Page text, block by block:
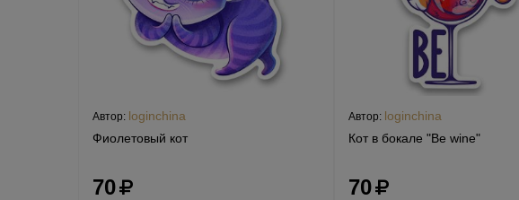
Автор: loginchina
Фиолетовый кот
70
Автор: loginchina
Кот в бокале "Be wine"
70